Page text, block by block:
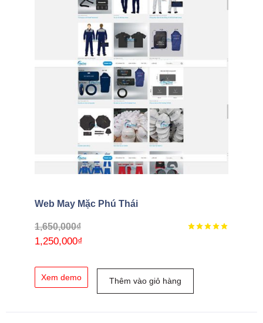
Web May Mặc Phú Thái
1,650,000₫
1,250,000₫
Xem demo Thêm vào giỏ hàng